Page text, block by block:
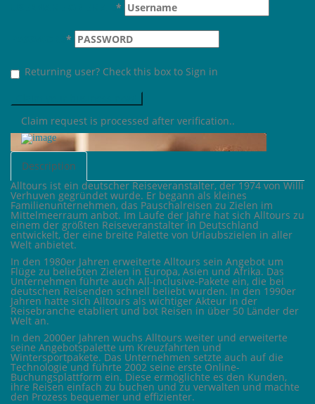
*
*
Returning user? Check this box to Sign in
Claim request is processed after verification..
Description
Alltours ist ein deutscher Reiseveranstalter, der 1974 von Willi
Verhuven gegründet wurde. Er begann als kleines
Familienunternehmen, das Pauschalreisen zu Zielen im
Mittelmeerraum anbot. Im Laufe der Jahre hat sich Alltours zu
einem der größten Reiseveranstalter in Deutschland
entwickelt, der eine breite Palette von Urlaubszielen in aller
Welt anbietet.
In den 1980er Jahren erweiterte Alltours sein Angebot um
Flüge zu beliebten Zielen in Europa, Asien und Afrika. Das
Unternehmen führte auch All-inclusive-Pakete ein, die bei
deutschen Reisenden schnell beliebt wurden. In den 1990er
Jahren hatte sich Alltours als wichtiger Akteur in der
Reisebranche etabliert und bot Reisen in über 50 Länder der
Welt an.
In den 2000er Jahren wuchs Alltours weiter und erweiterte
seine Angebotspalette um Kreuzfahrten und
Wintersportpakete. Das Unternehmen setzte auch auf die
Technologie und führte 2002 seine erste Online-
Buchungsplattform ein. Diese ermöglichte es den Kunden,
ihre Reisen einfach zu buchen und zu verwalten und machte
den Prozess bequemer und effizienter.